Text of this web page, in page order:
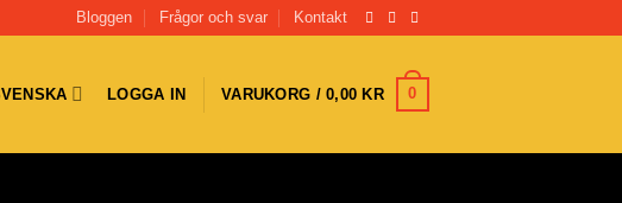
Bloggen Frågor och svar Kontakt
LOGGA IN VARUKORG /0,00KR 0